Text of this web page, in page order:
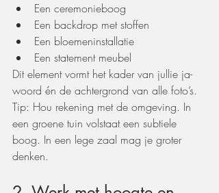
Een ceremonieboog
Een backdrop met stoffen
Een bloemeninstallatie
Een statement meubel
Dit element vormt het kader van jullie ja-
woord én de achtergrond van alle foto’s.
Tip: Hou rekening met de omgeving. In
een groene tuin volstaat een subtiele
boog. In een lege zaal mag je groter
denken.